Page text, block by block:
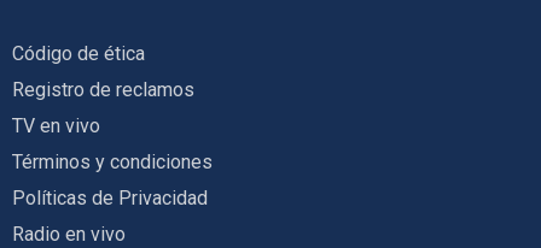
Código de ética
Registro de reclamos
TV en vivo
Términos y condiciones
Políticas de Privacidad
Radio en vivo